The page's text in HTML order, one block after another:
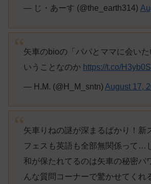
— じ・あーす (@the_earth314)
矢車のbioの「パパとママに会いた
いうことなのか https://t.co/
— H.M. (@H_M_sntn) August 17,
矢車りねの謎が深まるばかり！新
フェスも英語も全部無関係って…
和が保たれてるのは矢車の秘密パ
んな質問コーナーで驚かせてくれ